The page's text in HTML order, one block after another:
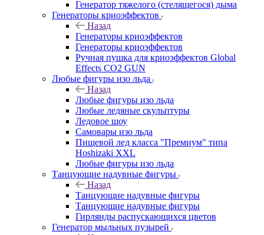
Генератор тяжелого (стелящегося) дыма
Генераторы криоэффектов
Назад
Генераторы криоэффектов
Генераторы криоэффектов
Ручная пушка для криоэффектов Global
Effects CO2 GUN
Любые фигуры изо льда
Назад
Любые фигуры изо льда
Любые ледяные скульптуры
Ледовое шоу
Самовары изо льда
Пищевой лед класса "Премиум" типа
Hoshizaki XXL
Любые фигуры изо льда
Танцующие надувные фигуры
Назад
Танцующие надувные фигуры
Танцующие надувные фигуры
Гирлянды распускающихся цветов
Генератор мыльных пузырей